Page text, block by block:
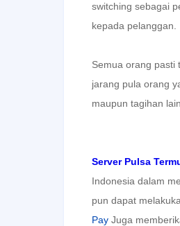
switching sebagai
kepada pelanggan.
Semua orang pasti
jarang pula orang
maupun tagihan
Server Pulsa
Indonesia dalam
pun dapat
Pay Juga